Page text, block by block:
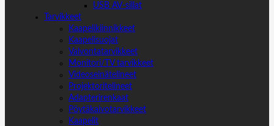
USB AV-sillat
Tarvikkeet
Kaapelikiinnikkeet
Kaapelisuojat
Valvontatarvikkeet
Monitori/TV tarvikkeet
Videoseinätelineet
Projektoritelineet
Adapterirenkaat
Pöytäkaivotarvikkeet
Kaapelit